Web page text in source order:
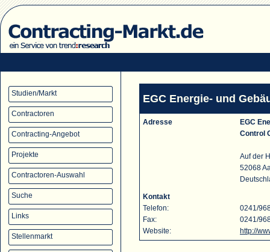
Studien/Markt
Contractoren
Contracting-Angebot
Projekte
Contractoren-Auswahl
Suche
Links
Stellenmarkt
EGC Energie- und
Adresse
EGC
Control
Auf der
52068
Kontakt
Telefon:
Fax:
Website:
0241/
0241/
http://